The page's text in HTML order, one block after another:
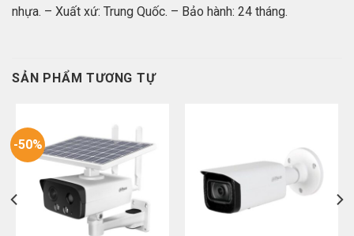
nhựa. – Xuất xứ: Trung Quốc. – Bảo hành: 24 tháng.
SẢN PHẨM TƯƠNG TỰ
-50%